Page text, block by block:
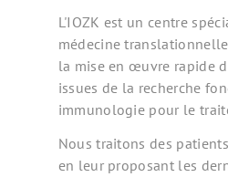
L'IOZK est un centre
médecine
la mise en œuvre rapide
issues de la recherche
immunologie pour le
Nous traitons des
en leur proposant les